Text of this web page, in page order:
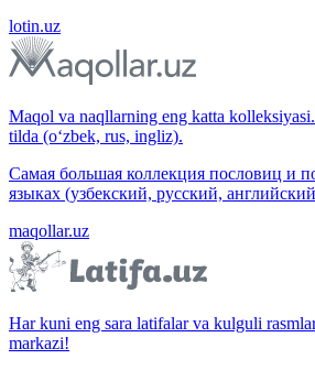
lotin.uz
Maqol va naqllarning eng katta
tilda (o‘zbek, rus, ingliz).
Самая большая коллекция пословиц и
языках (узбекский, русский,
maqollar.uz
Har kuni eng sara latifalar va kulguli
markazi!